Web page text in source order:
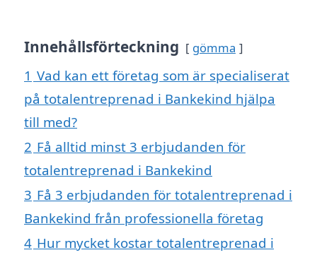
Innehållsförteckning gömma
1 Vad kan ett företag som är specialiserat
på totalentreprenad i Bankekind hjälpa
till med?
2 Få alltid minst 3 erbjudanden för
totalentreprenad i Bankekind
3 Få 3 erbjudanden för totalentreprenad i
Bankekind från professionella företag
4 Hur mycket kostar totalentreprenad i